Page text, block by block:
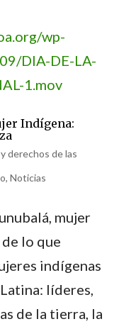
wp-
DIA-DE-LA-
1.mov
Indígena:
derechos de las
, Noticias
mujer
lo que
indígenas
líderes,
de la tierra, la